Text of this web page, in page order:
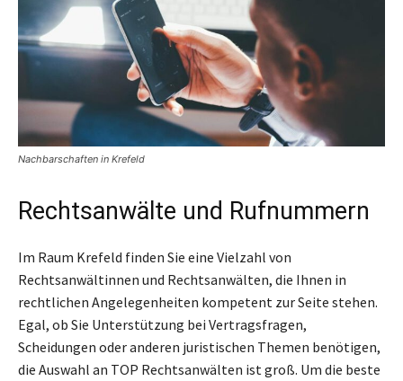
Nachbarschaften in Krefeld
Rechtsanwälte und Rufnummern
Im Raum Krefeld finden Sie eine Vielzahl von
Rechtsanwältinnen und Rechtsanwälten, die Ihnen in
rechtlichen Angelegenheiten kompetent zur Seite stehen.
Egal, ob Sie Unterstützung bei Vertragsfragen,
Scheidungen oder anderen juristischen Themen benötigen,
die Auswahl an TOP Rechtsanwälten ist groß. Um die beste